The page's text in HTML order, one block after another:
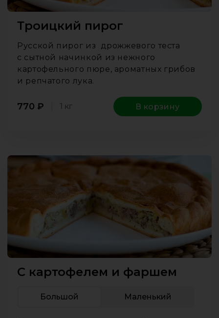
Троицкий пирог
Русской пирог из дрожжевого теста
с сытной начинкой из нежного
картофельного пюре, ароматных грибов
и репчатого лука.
770 ₽ 1 кг В корзину
С картофелем и фаршем
Большой Маленький